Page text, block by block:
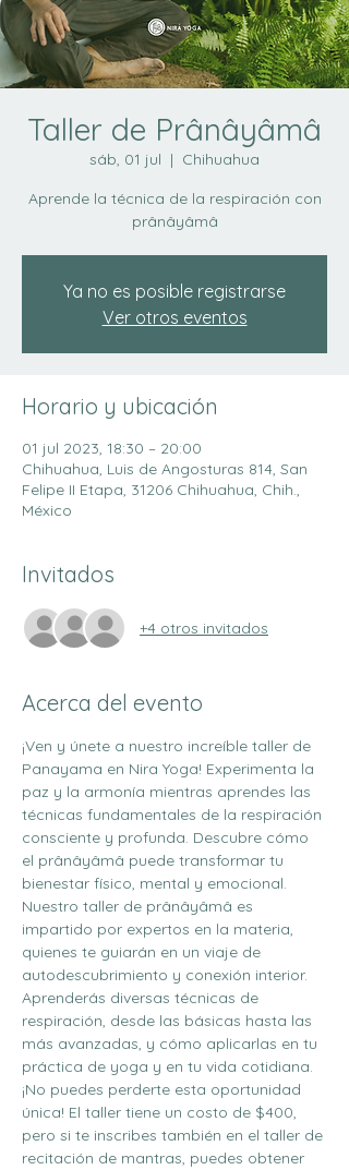
Taller de Prânâyâmâ
sáb, 01 jul
  |
Chihuahua
Aprende la técnica de la respiración con
prânâyâmâ
Ya no es posible registrarse
Ver otros eventos
Horario y ubicación
01 jul 2023, 18:30 – 20:00
Chihuahua, Luis de Angosturas 814, San
Felipe II Etapa, 31206 Chihuahua, Chih.,
México
Invitados
+4 otros invitados
Acerca del evento
¡Ven y únete a nuestro increíble taller de
Panayama en Nira Yoga! Experimenta la
paz y la armonía mientras aprendes las
técnicas fundamentales de la respiración
consciente y profunda. Descubre cómo
el prânâyâmâ puede transformar tu
bienestar físico, mental y emocional.
Nuestro taller de prânâyâmâ es
impartido por expertos en la materia,
quienes te guiarán en un viaje de
autodescubrimiento y conexión interior.
Aprenderás diversas técnicas de
respiración, desde las básicas hasta las
más avanzadas, y cómo aplicarlas en tu
práctica de yoga y en tu vida cotidiana.
¡No puedes perderte esta oportunidad
única! El taller tiene un costo de $400,
pero si te inscribes también en el taller de
recitación de mantras, puedes obtener